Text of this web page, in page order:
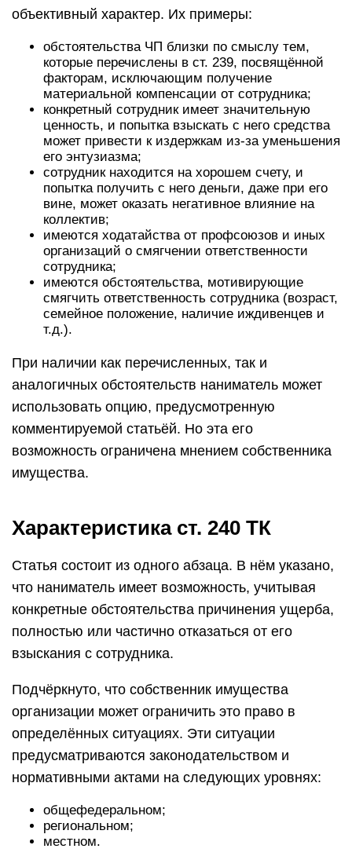
объективный характер. Их примеры:
обстоятельства ЧП близки по смыслу тем,
которые перечислены в ст. 239, посвящённой
факторам, исключающим получение
материальной компенсации от сотрудника;
конкретный сотрудник имеет значительную
ценность, и попытка взыскать с него средства
может привести к издержкам из-за уменьшения
его энтузиазма;
сотрудник находится на хорошем счету, и
попытка получить с него деньги, даже при его
вине, может оказать негативное влияние на
коллектив;
имеются ходатайства от профсоюзов и иных
организаций о смягчении ответственности
сотрудника;
имеются обстоятельства, мотивирующие
смягчить ответственность сотрудника (возраст,
семейное положение, наличие иждивенцев и
т.д.).
При наличии как перечисленных, так и
аналогичных обстоятельств наниматель может
использовать опцию, предусмотренную
комментируемой статьёй. Но эта его
возможность ограничена мнением собственника
имущества.
Характеристика ст. 240 ТК
Статья состоит из одного абзаца. В нём указано,
что наниматель имеет возможность, учитывая
конкретные обстоятельства причинения ущерба,
полностью или частично отказаться от его
взыскания с сотрудника.
Подчёркнуто, что собственник имущества
организации может ограничить это право в
определённых ситуациях. Эти ситуации
предусматриваются законодательством и
нормативными актами на следующих уровнях:
общефедеральном;
региональном;
местном.